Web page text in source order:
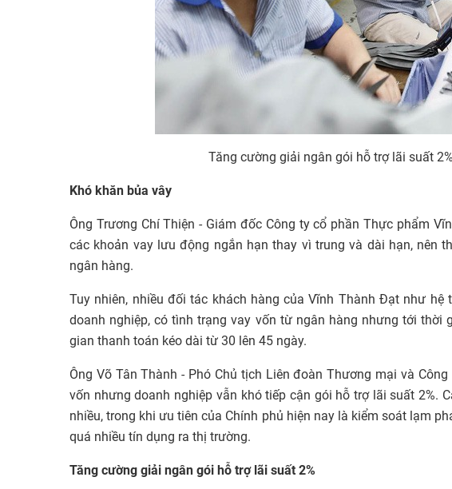
Tăng cường giải ngân gói hỗ trợ lãi suất
Khó khăn bủa vây
Ông Trương Chí Thiện - Giám đốc Công ty cổ phần Thực phẩm
các khoản vay lưu động ngắn hạn thay vì trung và dài hạn, nên
ngân hàng.
Tuy nhiên, nhiều đối tác khách hàng của Vĩnh Thành Đạt như
doanh nghiệp, có tình trạng vay vốn từ ngân hàng nhưng tới
gian thanh toán kéo dài từ 30 lên 45 ngày.
Ông Võ Tân Thành - Phó Chủ tịch Liên đoàn Thương mại và
vốn nhưng doanh nghiệp vẫn khó tiếp cận gói hỗ trợ lãi suất 2%.
nhiều, trong khi ưu tiên của Chính phủ hiện nay là kiểm soát lạm
quá nhiều tín dụng ra thị trường.
Tăng cường giải ngân gói hỗ trợ lãi suất 2%